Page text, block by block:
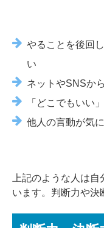
やることを後回
い
ネットやSNSか
「どこでもいい
他人の言動が気
上記のような人は
います。判断力や決